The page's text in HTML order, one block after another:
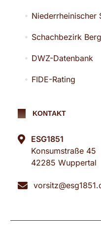
Niederrheinischer
Schachbezirk
DWZ-Datenbank
FIDE-Rating
KONTAKT
ESG1851
Konsumstraße 45
42285 Wuppertal